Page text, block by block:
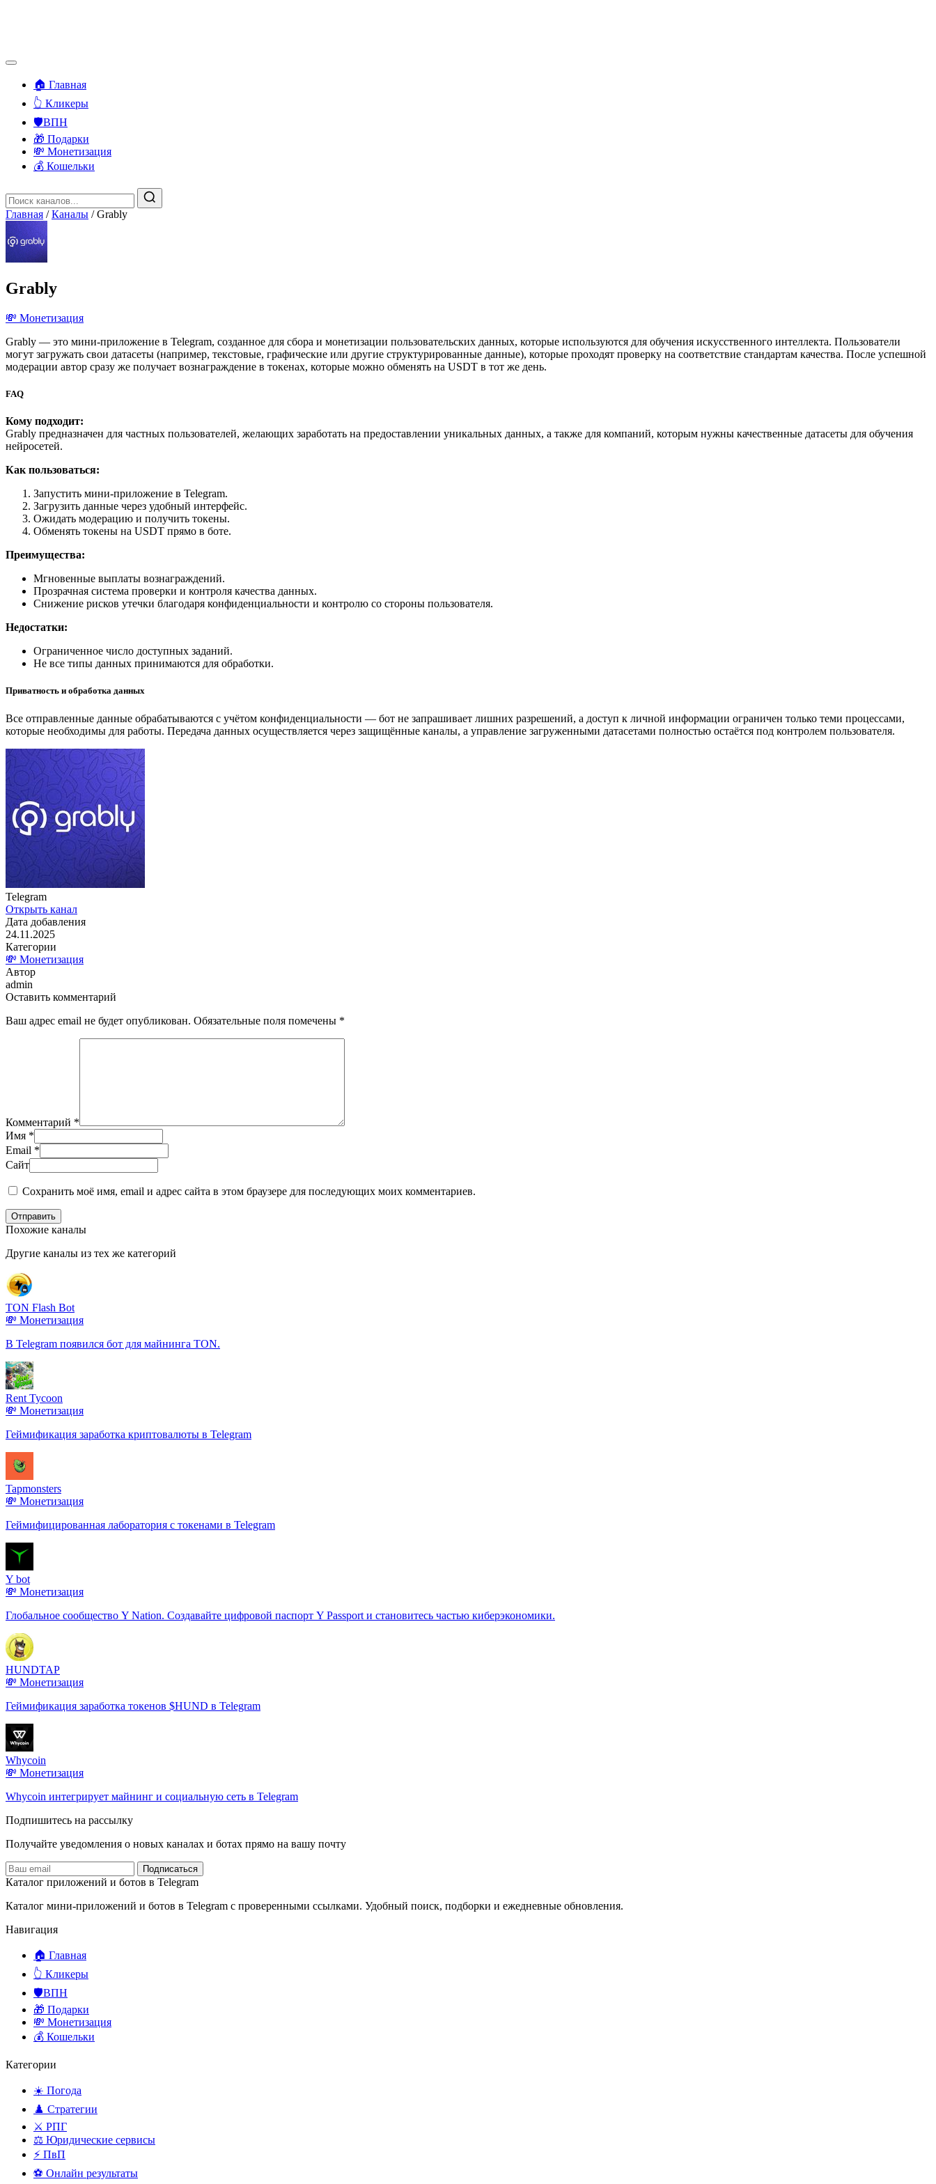
🏠 Главная
👆 Кликеры
🛡️ВПН
🎁 Подарки
💸 Монетизация
💰 Кошельки
Главная / Каналы / Grably
Grably
💸 Монетизация
Grably — это мини-приложение в Telegram, созданное для сбора и монетизации пользовательских данных, которые используются для обучения искусственного интеллекта. Пользователи
могут загружать свои датасеты (например, текстовые, графические или другие структурированные данные), которые проходят проверку на соответствие стандартам качества. После успешной
модерации автор сразу же получает вознаграждение в токенах, которые можно обменять на USDT в тот же день.
FAQ
Кому подходит:
Grably предназначен для частных пользователей, желающих заработать на предоставлении уникальных данных, а также для компаний, которым нужны качественные датасеты для обучения
нейросетей.
Как пользоваться:
Запустить мини-приложение в Telegram.
Загрузить данные через удобный интерфейс.
Ожидать модерацию и получить токены.
Обменять токены на USDT прямо в боте.
Преимущества:
Мгновенные выплаты вознаграждений.
Прозрачная система проверки и контроля качества данных.
Снижение рисков утечки благодаря конфиденциальности и контролю со стороны пользователя.
Недостатки:
Ограниченное число доступных заданий.
Не все типы данных принимаются для обработки.
Приватность и обработка данных
Все отправленные данные обрабатываются с учётом конфиденциальности — бот не запрашивает лишних разрешений, а доступ к личной информации ограничен только теми процессами,
которые необходимы для работы. Передача данных осуществляется через защищённые каналы, а управление загруженными датасетами полностью остаётся под контролем пользователя.
Telegram
Открыть канал
Дата добавления
24.11.2025
Категории
💸 Монетизация
Автор
admin
Оставить комментарий
Ваш адрес email не будет опубликован. Обязательные поля помечены *
Комментарий *
Имя *
Email *
Сайт
Сохранить моё имя, email и адрес сайта в этом браузере для последующих моих комментариев.
Отправить
Похожие каналы
Другие каналы из тех же категорий
TON Flash Bot
💸 Монетизация
В Telegram появился бот для майнинга TON.
Rent Tycoon
💸 Монетизация
Геймификация заработка криптовалюты в Telegram
Tapmonsters
💸 Монетизация
Геймифицированная лаборатория с токенами в Telegram
Y bot
💸 Монетизация
Глобальное сообщество Y Nation. Создавайте цифровой паспорт Y Passport и становитесь частью киберэкономики.
HUNDTAP
💸 Монетизация
Геймификация заработка токенов $HUND в Telegram
Whycoin
💸 Монетизация
Whycoin интегрирует майнинг и социальную сеть в Telegram
Подпишитесь на рассылку
Получайте уведомления о новых каналах и ботаx прямо на вашу почту
Подписаться
Каталог приложений и ботов в Telegram
Каталог мини-приложений и ботов в Telegram с проверенными ссылками. Удобный поиск, подборки и ежедневные обновления.
Навигация
🏠 Главная
👆 Кликеры
🛡️ВПН
🎁 Подарки
💸 Монетизация
💰 Кошельки
Категории
☀️ Погода
♟️ Стратегии
⚔️ РПГ
⚖️ Юридические сервисы
⚡ ПвП
⚽ Онлайн результаты